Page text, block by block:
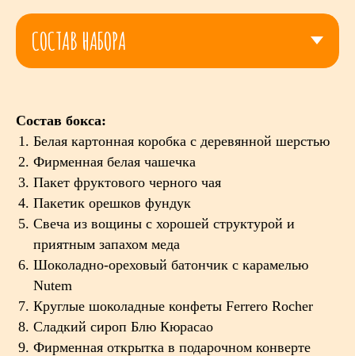
Состав бокса:
Белая картонная коробка с деревянной шерстью
Фирменная белая чашечка
Пакет фруктового черного чая
Пакетик орешков фундук
Свеча из вощины с хорошей структурой и
приятным запахом меда
Шоколадно-ореховый батончик с карамелью
Nutem
Круглые шоколадные конфеты Ferrero Rocher
Сладкий сироп Блю Кюрасао
Фирменная открытка в подарочном конверте